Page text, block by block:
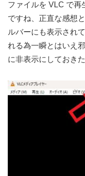
ファイルを VLC で再
ですね、正直な感想
ルバーにも表示され
れる為一瞬とはいえ
に非表示にしておき